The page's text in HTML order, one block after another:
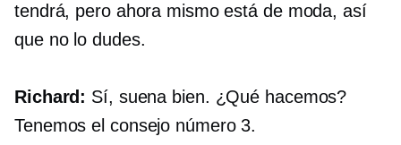
tendrá, pero ahora mismo está de moda, así
que no lo dudes.
Richard: Sí, suena bien. ¿Qué hacemos?
Tenemos el consejo número 3.